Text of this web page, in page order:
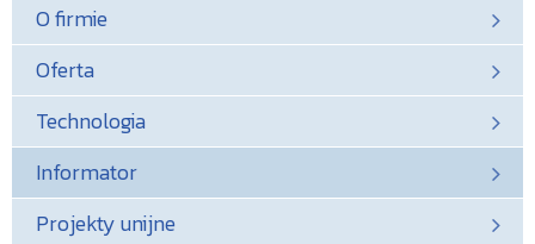
O firmie
Oferta
Technologia
Informator
Projekty unijne